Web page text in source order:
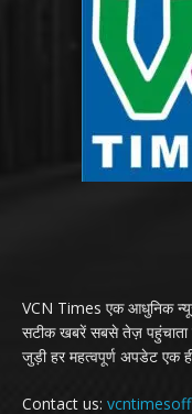
VCN Times एक आधुनिक
सटीक खबरें सबसे तेज़ पहुंचाता
जुड़ी हर महत्वपूर्ण अपडेट एक
Contact us: